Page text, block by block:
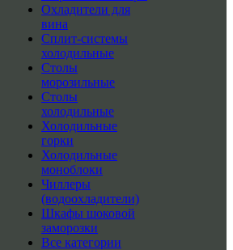
Охладители для
вина
Сплит-системы
холодильные
Столы
морозильные
Столы
холодильные
Холодильные
горки
Холодильные
моноблоки
Чиллеры
(водоохладители)
Шкафы шоковой
заморозки
Все категории